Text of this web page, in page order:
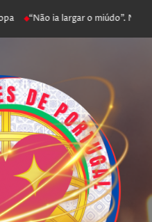
“Não ia largar o miúdo”.